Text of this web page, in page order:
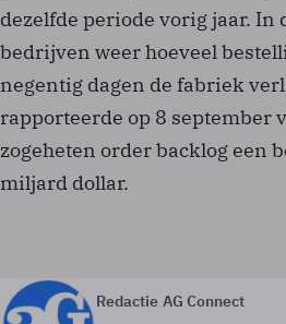
dezelfde periode vorig jaar. In
bedrijven weer hoeveel
negentig dagen de fabriek
rapporteerde op 8 september
zogeheten order backlog een
miljard dollar.
Redactie AG Connect